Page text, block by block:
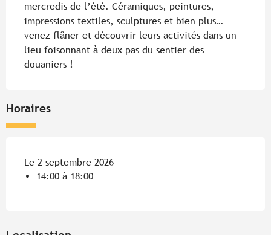
mercredis de l’été. Céramiques, peintures,
impressions textiles, sculptures et bien plus…
venez flâner et découvrir leurs activités dans un
lieu foisonnant à deux pas du sentier des
douaniers !
Horaires
Le 2 septembre 2026
14:00 à 18:00